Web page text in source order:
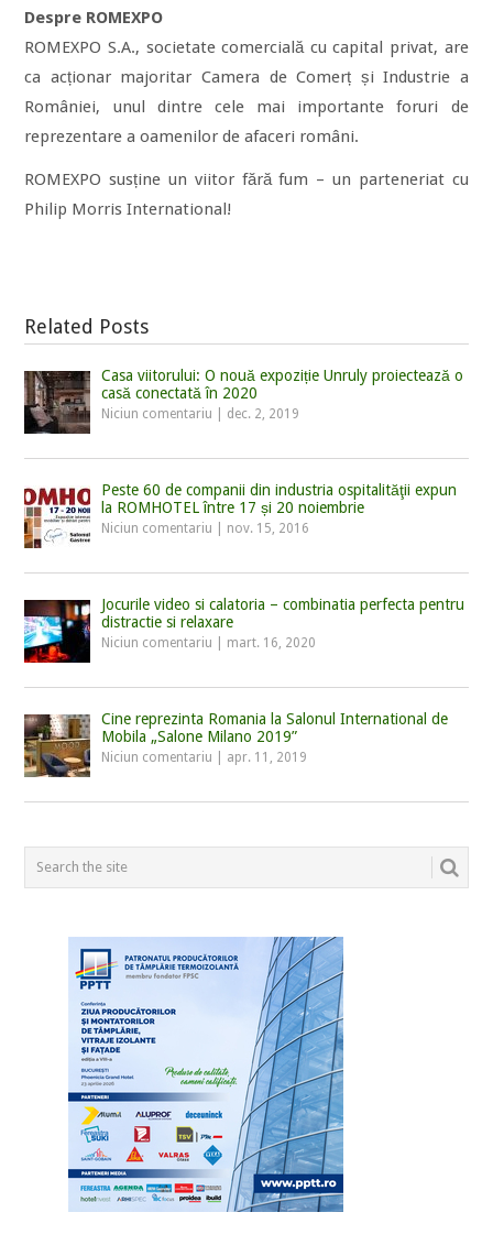
Despre ROMEXPO
ROMEXPO S.A., societate comercială cu capital privat, are
ca acționar majoritar Camera de Comerț și Industrie a
României, unul dintre cele mai importante foruri de
reprezentare a oamenilor de afaceri români.
ROMEXPO susține un viitor fără fum – un parteneriat cu
Philip Morris International!
Related Posts
Casa viitorului: O nouă expoziție Unruly proiectează o
casă conectată în 2020
Niciun comentariu dec. 2, 2019
Peste 60 de companii din industria ospitalităţii expun
la ROMHOTEL între 17 și 20 noiembrie
Niciun comentariu nov. 15, 2016
Jocurile video si calatoria – combinatia perfecta pentru
distractie si relaxare
Niciun comentariu mart. 16, 2020
Cine reprezinta Romania la Salonul International de
Mobila „Salone Milano 2019”
Niciun comentariu apr. 11, 2019